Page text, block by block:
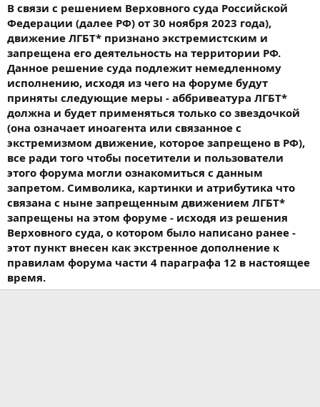
В связи с решением Верховного суда Российской
Федерации (далее РФ) от 30 ноября 2023 года),
движение ЛГБТ* признано экстремистским и
запрещена его деятельность на территории РФ.
Данное решение суда подлежит немедленному
исполнению, исходя из чего на форуме будут
приняты следующие меры - аббривеатура ЛГБТ*
должна и будет применяться только со звездочкой
(она означает иноагента или связанное с
экстремизмом движение, которое запрещено в РФ),
все ради того чтобы посетители и пользователи
этого форума могли ознакомиться с данным
запретом. Символика, картинки и атрибутика что
связана с ныне запрещенным движением ЛГБТ*
запрещены на этом форуме - исходя из решения
Верховного суда, о котором было написано ранее -
этот пункт внесен как экстренное дополнение к
правилам форума части 4 параграфа 12 в настоящее
время.